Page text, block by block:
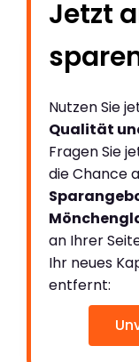
Jetzt
Nutzen Sie
Qualität
Fragen Sie
die Chance
an Ihrer
Ihr neues
entfernt: